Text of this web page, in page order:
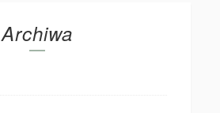
Archiwa